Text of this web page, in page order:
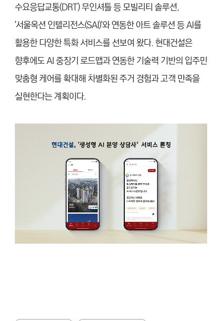
수요응답교통(DRT) 무인셔틀 등 모빌리티 솔루션,
'서울옥션 인텔리전스(SAI)'와 연동한 아트 솔루션 등 AI를
활용한 다양한 특화 서비스를 선보여 왔다. 현대건설은
향후에도 AI 중장기 로드맵과 연동한 기술력 기반의 입주민
맞춤형 케어를 확대해 차별화된 주거 경험과 고객 만족을
실현한다는 계획이다.